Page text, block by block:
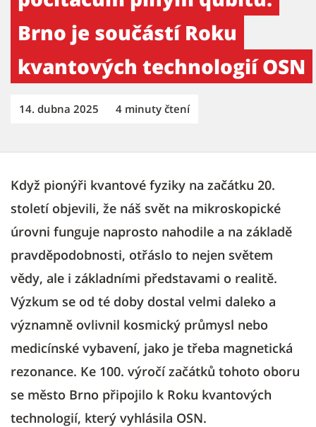
Brno je součástí Roku
kvantových technologií OSN
14. dubna 2025 4 minuty čtení
Když pionýři kvantové fyziky na začátku 20.
století objevili, že náš svět na mikroskopické
úrovni funguje naprosto nahodile a na základě
pravděpodobnosti, otřáslo to nejen světem
vědy, ale i základními představami o realitě.
Výzkum se od té doby dostal velmi daleko a
významně ovlivnil kosmický průmysl nebo
medicínské vybavení, jako je třeba magnetická
rezonance. Ke 100. výročí začátků tohoto oboru
se město Brno připojilo k Roku kvantových
technologií, který vyhlásila OSN.